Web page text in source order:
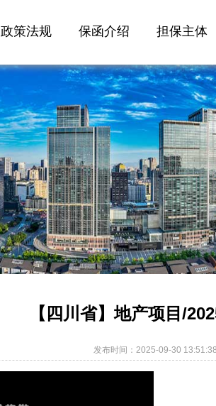
政策法规 保函介绍 担保主体
【四川省】地产项目/
发布时间：2025-09-30 13:51:38